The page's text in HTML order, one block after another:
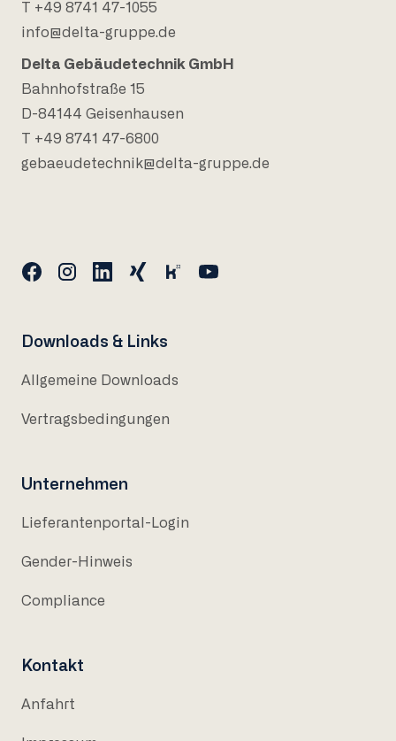
T +49 8741 47-1055
info@delta-gruppe.de
Delta Gebäudetechnik GmbH
Bahnhofstraße 15
D-84144 Geisenhausen
T +49 8741 47-6800
gebaeudetechnik@delta-gruppe.de
Downloads & Links
Allgemeine Downloads
Vertragsbedingungen
Unternehmen
Lieferantenportal-Login
Gender-Hinweis
Compliance
Kontakt
Anfahrt